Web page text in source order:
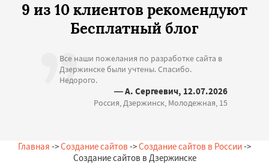
9 из 10 клиентов рекомендуют
Бесплатный блог
Все наши пожелания по разработке сайта в
Дзержинске были учтены. Спасибо.
Недорого.
— А. Сергеевич, 12.07.2026
Россия, Дзержинск, Молодежная, 15
Главная ->Создание сайтов ->Создание сайтов в России->
Создание сайтов в Дзержинске